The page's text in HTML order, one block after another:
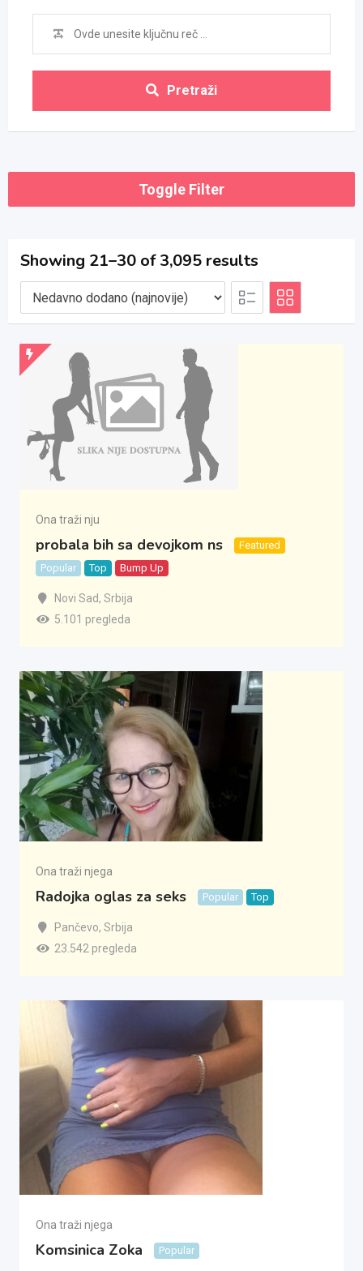
Pretraži
Toggle Filter
Showing 21–30 of 3,095 results
Ona traži nju
probala bih sa devojkom ns
Featured
Popular
Top Bump Up
Novi Sad, Srbija
5.101 pregleda
Ona traži njega
Radojka oglas za seks Popular Top
Pančevo, Srbija
23.542 pregleda
Ona traži njega
Komsinica Zoka Popular